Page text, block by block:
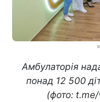
Амбулаторія
понад 12 500
(фото: